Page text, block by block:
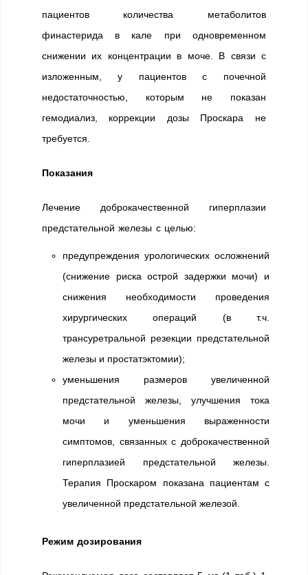
пациентов количества метаболитов
финастерида в кале при одновременном
снижении их концентрации в моче. В связи с
изложенным, у пациентов с почечной
недостаточностью, которым не показан
гемодиализ, коррекции дозы Проскара не
требуется.
Показания
Лечение доброкачественной гиперплазии
предстательной железы с целью:
предупреждения урологических осложнений
(снижение риска острой задержки мочи) и
снижения необходимости проведения
хирургических операций (в т.ч.
трансуретральной резекции предстательной
железы и простатэктомии);
уменьшения размеров увеличенной
предстательной железы, улучшения тока
мочи и уменьшения выраженности
симптомов, связанных с доброкачественной
гиперплазией предстательной железы.
Терапия Проскаром показана пациентам с
увеличенной предстательной железой.
Режим дозирования